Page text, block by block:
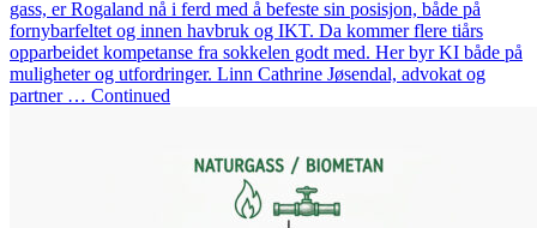
gass, er Rogaland nå i ferd med å befeste sin posisjon, både på
fornybarfeltet og innen havbruk og IKT. Da kommer flere tiårs
opparbeidet kompetanse fra sokkelen godt med. Her byr KI både på
muligheter og utfordringer. Linn Cathrine Jøsendal, advokat og
partner … Continued